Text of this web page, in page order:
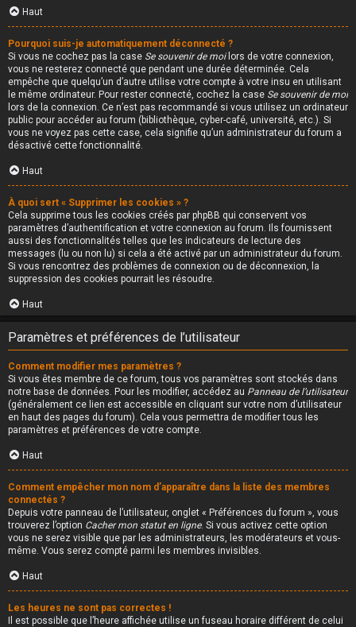
Haut
Pourquoi suis-je automatiquement déconnecté ?
Si vous ne cochez pas la case Se souvenir de moilors de votre connexion,
vous ne resterez connecté que pendant une durée déterminée. Cela
empêche que quelqu’un d’autre utilise votre compte à votre insu en utilisant
le même ordinateur. Pour rester connecté, cochez la case Se souvenir de moi
lors de la connexion. Ce n’est pas recommandé si vous utilisez un ordinateur
public pour accéder au forum (bibliothèque, cyber-café, université, etc.). Si
vous ne voyez pas cette case, cela signifie qu’un administrateur du forum a
désactivé cette fonctionnalité.
Haut
À quoi sert « Supprimer les cookies » ?
Cela supprime tous les cookies créés par phpBB qui conservent vos
paramètres d’authentification et votre connexion au forum. Ils fournissent
aussi des fonctionnalités telles que les indicateurs de lecture des
messages (lu ou non lu) si cela a été activé par un administrateur du forum.
Si vous rencontrez des problèmes de connexion ou de déconnexion, la
suppression des cookies pourrait les résoudre.
Haut
Paramètres et préférences de l’utilisateur
Comment modifier mes paramètres ?
Si vous êtes membre de ce forum, tous vos paramètres sont stockés dans
notre base de données. Pour les modifier, accédez au Panneau de l’utilisateur
(généralement ce lien est accessible en cliquant sur votre nom d’utilisateur
en haut des pages du forum). Cela vous permettra de modifier tous les
paramètres et préférences de votre compte.
Haut
Comment empêcher mon nom d’apparaître dans la liste des membres
connectés ?
Depuis votre panneau de l’utilisateur, onglet « Préférences du forum », vous
trouverez l’option Cacher mon statut en ligne. Si vous activez cette option
vous ne serez visible que par les administrateurs, les modérateurs et vous-
même. Vous serez compté parmi les membres invisibles.
Haut
Les heures ne sont pas correctes !
Il est possible que l’heure affichée utilise un fuseau horaire différent de celui